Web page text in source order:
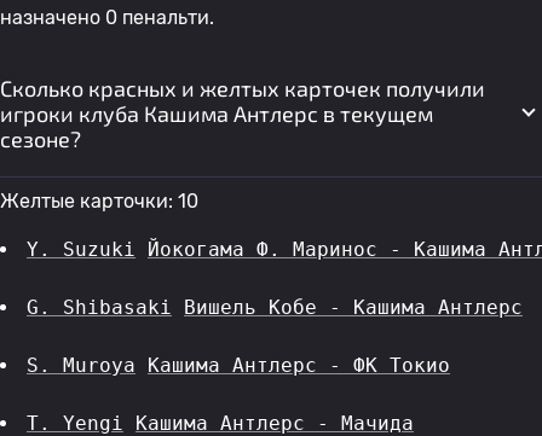
назначено 0 пенальти.
Сколько красных и желтых карточек получили
игроки клуба Кашима Антлерс в текущем
сезоне?
Желтые карточки: 10
Y. Suzuki Йокогама Ф. Маринос - Кашима
G. Shibasaki Вишель Кобе - Кашима Антлерс
S. Muroya Кашима Антлерс - ФК Токио
T. Yengi Кашима Антлерс - Мачида